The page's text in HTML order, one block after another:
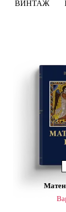
ВИНТАЖ